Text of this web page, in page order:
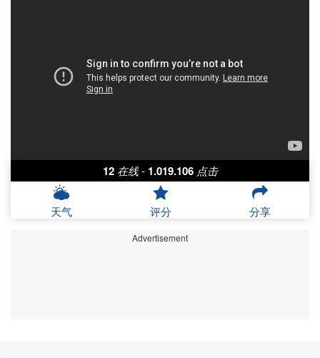
12 在线 - 1.019.106 点击
天气 评分 分享
Advertisement